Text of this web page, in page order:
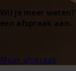
Wil je meer
een afspraak aan.
Maak afspraak